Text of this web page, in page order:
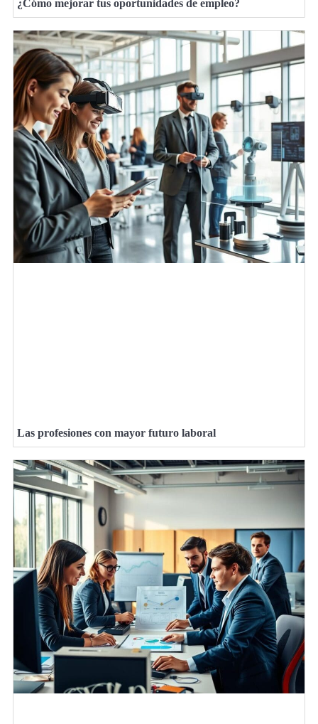
¿Cómo mejorar tus oportunidades de empleo?
Las profesiones con mayor futuro laboral